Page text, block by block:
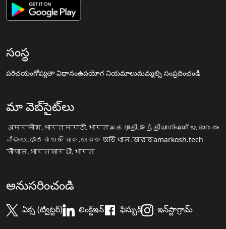
సంస్థ
పరిచయంగోప్యతా విధానంఉపయోగ నియమాలుమమ్మల్ని సంప్రదించండి
మా వెబ్‌సైట్‌లు
अमरकोश.भारतमराठी.भारतஅகராதி.இந்தியாനിഘണ്ടു.ഭാരതം
ನಿಘಂಟು.ಭಾರತ ଅଭିଧାନ.ଭାରତ অভিধান.ভারতamarkosh.tech
चौपाल.भारतसारथी.भारत
అనుసరించండి
ఏక్స (ట్విట్టర్) లింక్డ్ఇన్ ఫేస్బుక్ ఇన్‌స్టాగ్రామ్